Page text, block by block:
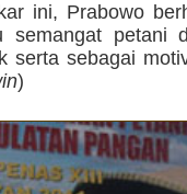
ini, Prabowo
semangat petani
serta sebagai
)